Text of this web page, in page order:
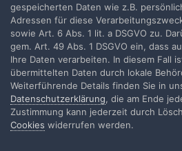
Der CRI hat aber nichts mit der
da kompensatorisch wirken könnte.
hemdsärmelig ermittelter Index,
glaube acht (oder 9?) Farbflächen
schlechtem CRI (wie 70) kann
bestimmter Filme geeignetes
Glück.🙂
Aussagekräftiger ist der TM-30,
Aufklappen
gespeicherten Daten wie z.B.
Adressen für diese
sowie Art. 6 Abs. 1 lit. a DSGVO zu.
gem. Art. 49 Abs. 1 DSGVO ein, dass
Ihre Daten verarbeiten. In diesem Fall
übermittelten Daten durch lokale
Weiterführende Details finden Sie in
Datenschutzerklärung, die am Ende
Zustimmung kann jederzeit durch
Cookies widerrufen werden.